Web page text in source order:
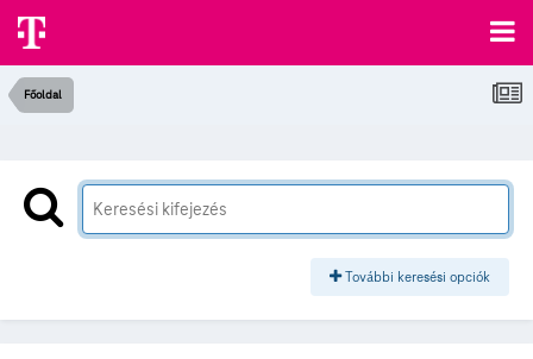
Főoldal
További keresési opciók